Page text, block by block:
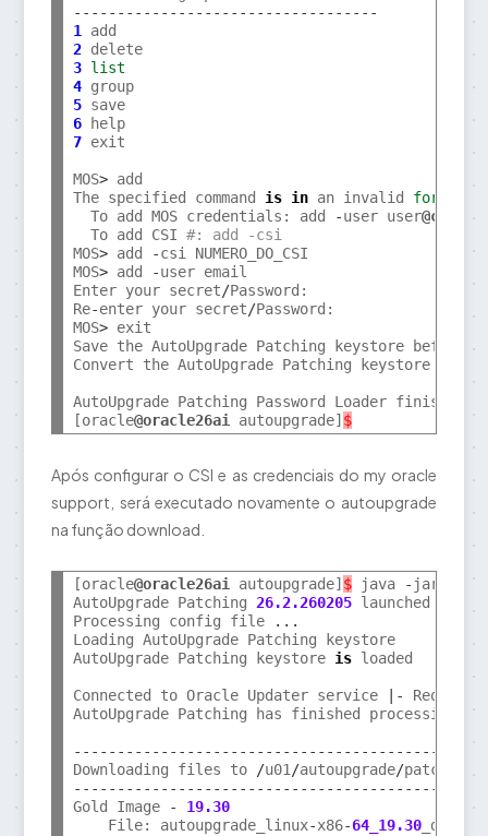
-----------------------------------
1
2
delete
3 list
4
group
5
save
6
help
7 exit
MOS> add
The specified command is in an invalid format
  To add MOS credentials: add
-user user
  To add CSI
#: add -csi
MOS> add -csi NUMERO_DO_CSI
MOS> add -user email
Enter your secret/Password:
Re-enter your secret/Password:
MOS> exit
Save the AutoUpgrade Patching keystore before
Convert the AutoUpgrade Patching keystore to
AutoUpgrade Patching Password Loader finished
[oracle@oracle26ai autoupgrade] $
Após configurar o CSI e as credenciais do my oracle
support, será executado novamente o autoupgrade
na função download.
[oracle@oracle26ai autoupgrade] $ java - jar
AutoUpgrade Patching 26.2.260205 launched
Processing config file
...
Loading AutoUpgrade Patching keystore
AutoUpgrade Patching keystore is loaded
Connected to Oracle Updater service |-
AutoUpgrade Patching has finished processing
---------------------------------------------
Downloading files to
/u01 /autoupgrade/
---------------------------------------------
Gold Image
-
19.30
    File: autoupgrade_linux
-x86-64_19.30